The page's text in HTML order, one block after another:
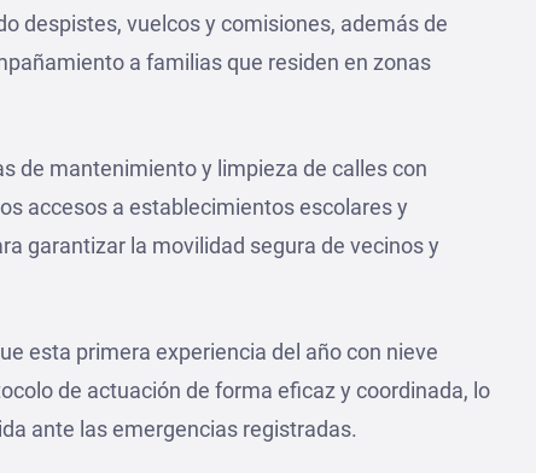
despistes, vuelcos y comisiones, además de
a familias que residen en zonas
de mantenimiento y limpieza de calles con
accesos a establecimientos escolares y
garantizar la movilidad segura de vecinos y
esta primera experiencia del año con nieve
de actuación de forma eficaz y coordinada, lo
ante las emergencias registradas.